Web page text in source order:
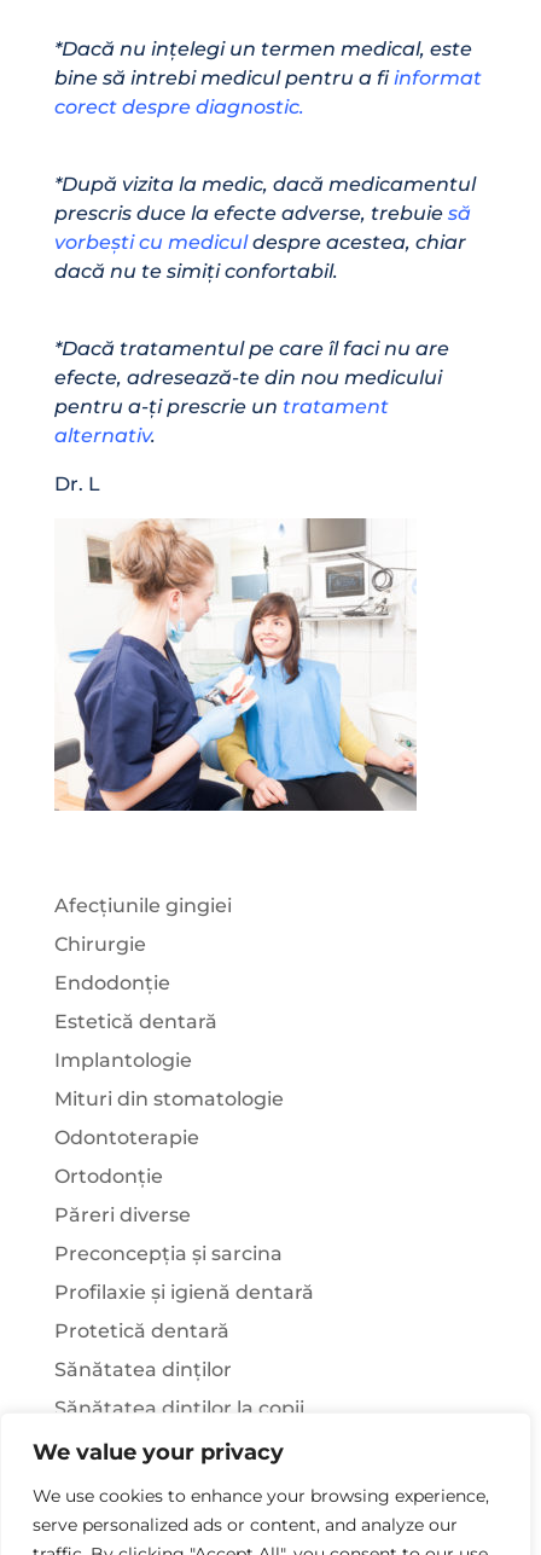
We value your privacy
We use cookies to enhance your browsing experience,
serve personalized ads or content, and analyze our
*Dacă nu ințelegi un termen medical, este
bine să intrebi medicul pentru a fiinformat
corect despre diagnostic.
*După vizita la medic, dacă medicamentul
prescris duce la efecte adverse, trebuie să
vorbești cu mediculdespre acestea, chiar
dacă nu te simiți confortabil.
*Dacă tratamentul pe care îl faci nu are
efecte, adresează-te din nou medicului
pentru a-ți prescrie un tratament
alternativ.
Dr. L
Afecțiunile gingiei
Chirurgie
Endodonție
Estetică dentară
Implantologie
Mituri din stomatologie
Odontoterapie
Ortodonție
Păreri diverse
Preconcepția și sarcina
Profilaxie și igienă dentară
Protetică dentară
Sănătatea dinților
Sănătatea dinților la copii
Știați că…?
Tratamentul stomatologic la pacienții cu
afecțiuni sistemice